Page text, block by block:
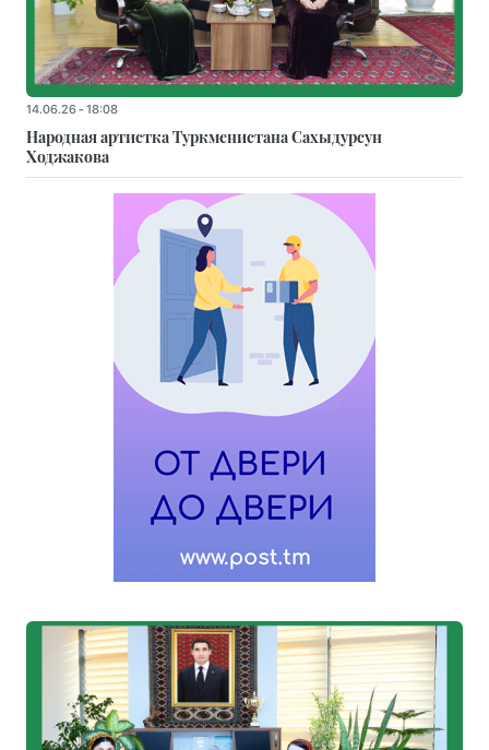
14.06.26 - 18:08
Народная артистка Туркменистана Сахыдурсун
Ходжакова